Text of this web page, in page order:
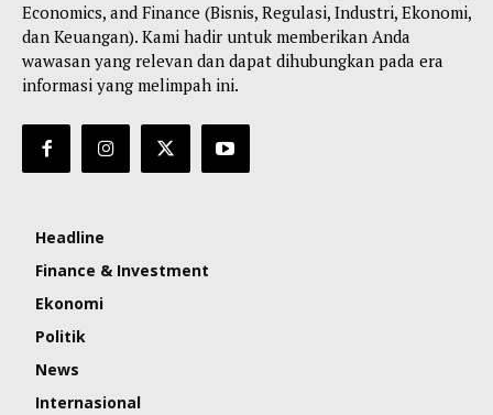
Economics, and Finance (Bisnis, Regulasi, Industri, Ekonomi,
dan Keuangan). Kami hadir untuk memberikan Anda
wawasan yang relevan dan dapat dihubungkan pada era
informasi yang melimpah ini.
Headline
Finance & Investment
Ekonomi
Politik
News
Internasional